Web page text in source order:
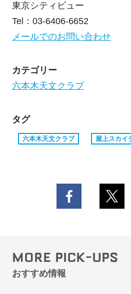
東京シティビュー
Tel：03-6406-6652
メールでのお問い合わせ
カテゴリー
六本木天文クラブ
タグ
六本木天文クラブ 屋上スカイ
MORE PICK-UPS
おすすめ情報